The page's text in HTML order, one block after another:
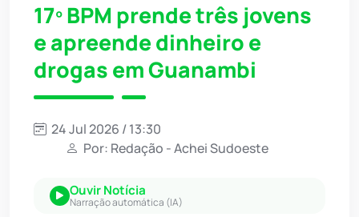
17º BPM prende três jovens
e apreende dinheiro e
drogas em Guanambi
24 Jul 2026 / 13:30
Por: Redação - Achei Sudoeste
Ouvir Notícia
Narração automática (IA)